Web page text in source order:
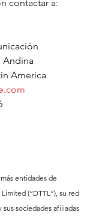
contactar a:
Andina
America
entidades de
(“DTTL”), su red
sociedades afiliadas